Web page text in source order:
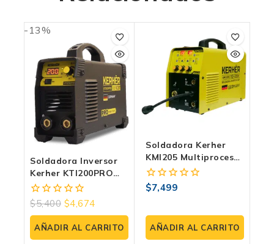
-13%
Soldadora Inversor
Kerher KTI200PRO
Electrodo TIG 200
Amp – Inverter
Profesional
0
fuera
de
5
$5,400 $4,674
AÑADIR AL CARRITO
Soldadora Kerher
KMI205 Multiproceso
Inverter 110V/220V –
MIG/MMA/TIG
0
5
$7,499
AÑADIR AL CARRITO